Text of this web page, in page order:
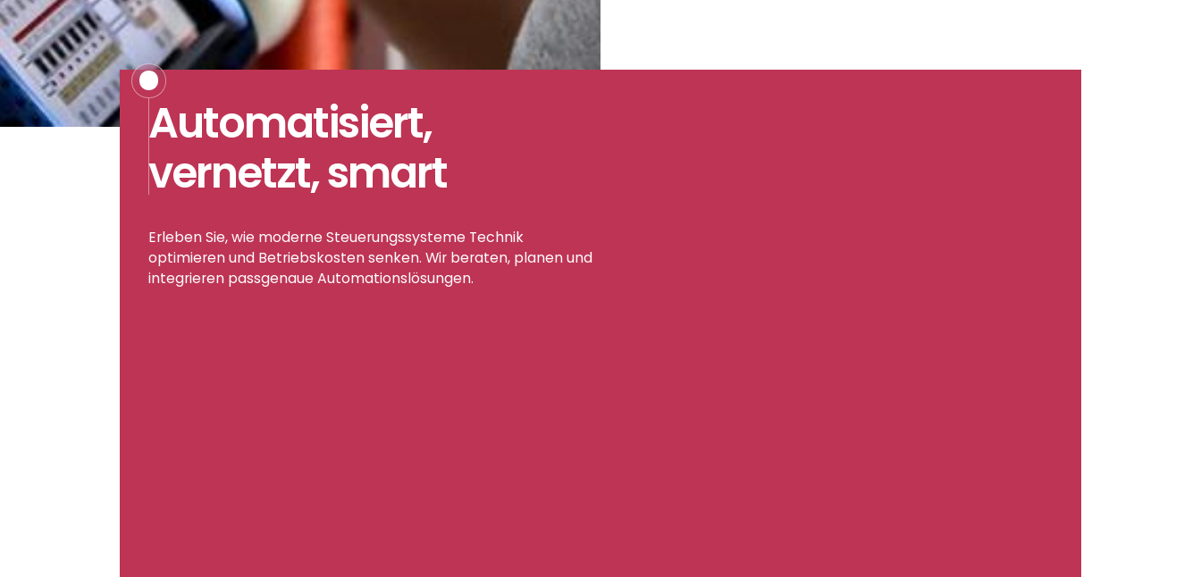
Automatisiert,
vernetzt, smart
Erleben Sie, wie moderne Steuerungssysteme Technik
optimieren und Betriebskosten senken. Wir beraten, planen und
integrieren passgenaue Automationslösungen.